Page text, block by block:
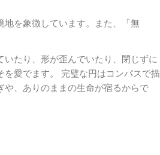
を象徴しています。また、「無
たり、形が歪んでいたり、閉じずに
愛でます。 完璧な円はコンパスで描
、ありのままの生命が宿るからで